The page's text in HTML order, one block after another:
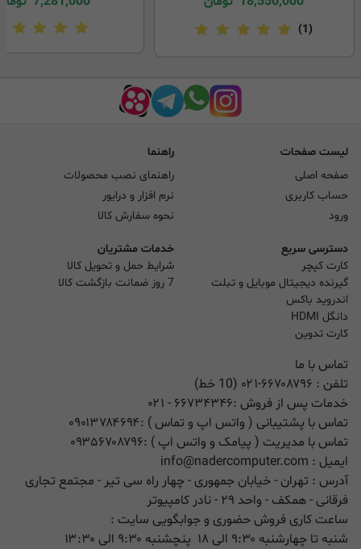
(1)
لیست صفحات
صفحه اصلی
حساب کاربری
ورود
راهنما
راهنمای نصب محصولات
نرم افزار و درایور
نحوه سفارش کالا
دسترسی سریع
کارت کپچر
گیرنده دیجیتال موبایل و تبلت
اندروید باکس
دانگل HDMI
کارت تدوین
خدمات مشتریان
شرایط حمل و تحویل کالا
7 روز ضمانت بازگشت کالا
تماس با ما
تلفن : ۰۲۱-۶۶۷۰۸۷۹۶ (10 خط)
خدمات پس از فروش :۶۶۷۳۴۳۴۶ - ۰۲۱
تماس با پشتیبانی ( واتس اپ و تماس ) :۰۹۰۱۳۷۸۴۶۹۴
تماس با مدیریت ( پیامک و واتس اپ ) :۰۹۳۵۶۷۰۸۷۹۶
ایمیل : info@nadercomputer.com
آدرس : تهران - خیابان جمهوری - چهار راه سی تیر - مجتمع تجاری
فرقانی - همکف - واحد ۲۹ - نادر کامپیوتر
ساعت کاری فروش حضوری و جوابگویی سایت :
شنبه تا چهارشنبه ۹:۳۰ الی ۱۸ پنچشنبه ۹:۳۰ الی ۱۳:۳۰